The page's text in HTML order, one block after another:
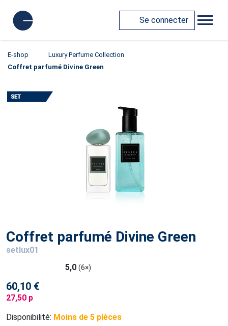
Se connecter
E-shop
Luxury Perfume Collection
Coffret parfumé Divine Green
Coffret parfumé Divine Green
setlux01
5,0 (6×)
60,10 €
27,50 p
Disponibilité: Moins de 5 pièces